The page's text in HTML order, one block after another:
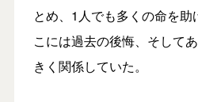
とめ、1人でも多くの命を
こには過去の後悔、そして
きく関係していた。